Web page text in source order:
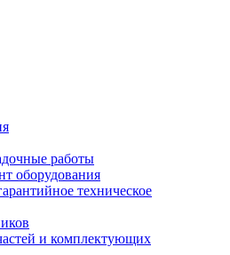
работы
оборудования
техническое
и комплектующих